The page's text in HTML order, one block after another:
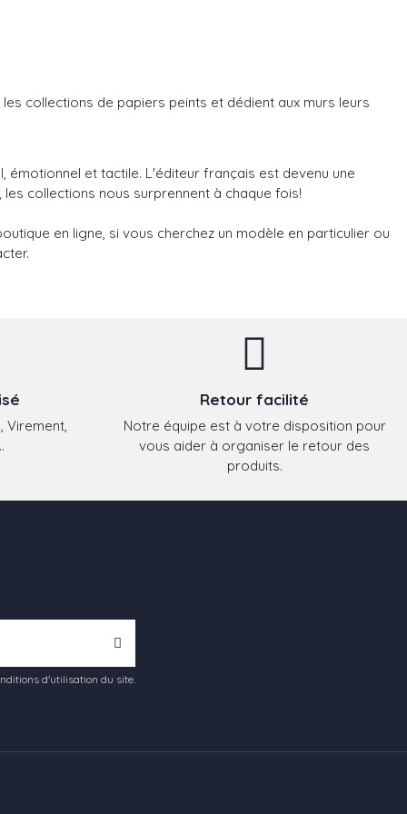
collections de papiers peints et dédient aux murs leurs
émotionnel et tactile. L'éditeur français est devenu une
collections nous surprennent à chaque fois!
en ligne, si vous cherchez un modèle en particulier ou
Virement,
Retour facilité
Notre équipe est à votre disposition pour
vous aider à organiser le retour des
produits.
d'utilisation du site.